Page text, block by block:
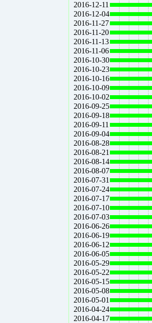
2016-12-11
2016-12-04
2016-11-27
2016-11-20
2016-11-13
2016-11-06
2016-10-30
2016-10-23
2016-10-16
2016-10-09
2016-10-02
2016-09-25
2016-09-18
2016-09-11
2016-09-04
2016-08-28
2016-08-21
2016-08-14
2016-08-07
2016-07-31
2016-07-24
2016-07-17
2016-07-10
2016-07-03
2016-06-26
2016-06-19
2016-06-12
2016-06-05
2016-05-29
2016-05-22
2016-05-15
2016-05-08
2016-05-01
2016-04-24
2016-04-17